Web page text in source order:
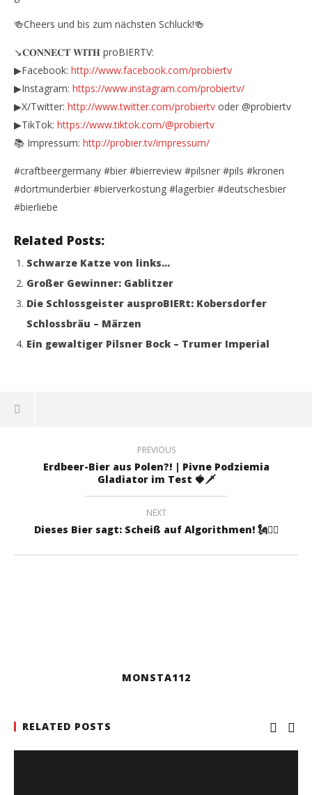
🍻Cheers und bis zum nächsten Schluck!🍻
↘️𝐂𝐎𝐍𝐍𝐄𝐂𝐓 𝐖𝐈𝐓𝐇 proBIERTV:
▶Facebook: http://www.facebook.com/probiertv
▶Instagram: https://www.instagram.com/probiertv/
▶X/Twitter: http://www.twitter.com/probiertv oder @probiertv
▶TikTok: https://www.tiktok.com/@probiertv
📚 Impressum: http://probier.tv/impressum/
#craftbeergermany #bier #bierreview #pilsner #pils #kronen
#dortmunderbier #bierverkostung #lagerbier #deutschesbier
#bierliebe
Related Posts:
Schwarze Katze von links…
Großer Gewinner: Gablitzer
Die Schlossgeister ausproBIERt: Kobersdorfer
Schlossbräu – Märzen
Ein gewaltiger Pilsner Bock – Trumer Imperial
PREVIOUS
Erdbeer-Bier aus Polen?! | Pivne Podziemia
Gladiator im Test 🍓🗡️
NEXT
Dieses Bier sagt: Scheiß auf Algorithmen! 🗽⛓️‍💥
MONSTA112
RELATED POSTS